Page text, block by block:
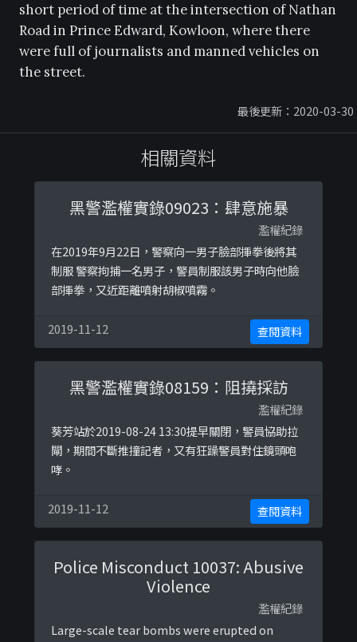
short period of time at the intersection of Nathan
Road in Prince Edward, Kowloon, where there
were full of journalists and manned vehicles on
the street.
最後更新：2020-03-30
相關資料
黑警濫權實錄09023：肆意施暴
濫權紀錄
在2019年9月22日，警察向一男子臉部揮拳後將其
制服 警察拘捕一名男子，警員制服該男子時向他臉
部揮拳，又近距離噴射胡椒噴霧。
2019-11-12 查閱資料
黑警濫權實錄08159：阻撓採訪
濫權紀錄
葵芳站於2019-08-24 13:30提早關閉，警員協助拉
閘，期間不斷推撞記者，又有狂躁警員對住鏡頭咆
哮。
2019-11-12 查閱資料
Police Misconduct 10037: Abusive
Violence
濫權紀錄
Large-scale tear bombs were erupted on